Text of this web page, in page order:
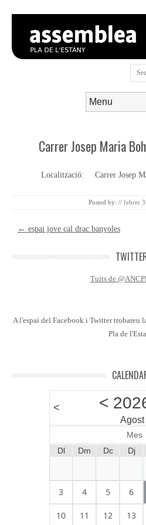
Carrer Josep Maria
Localització: Carrer Josep
Posted by: // febrer
Post navigation
← espai jove cal drac banyoles
Tuits de
A l'espai del Facebook i Twitter trobareu
Pla de
< <
Agost
Mes
Dl
Dm Dc Dj
3 4 5 6
10 11 12 13